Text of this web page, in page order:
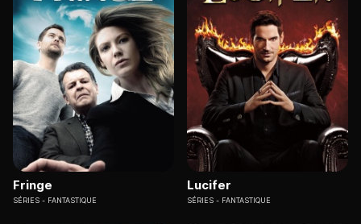
Fringe
SÉRIES FANTASTIQUE
Lucifer
SÉRIES FANTASTIQUE